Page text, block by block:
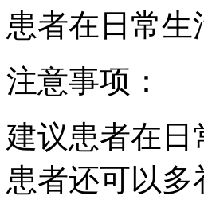
患者在日常
注意事项：
建议患者在日
患者还可以